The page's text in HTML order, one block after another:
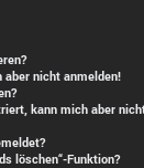
nicht anmelden!
kann mich aber
löschen“-Funktion?